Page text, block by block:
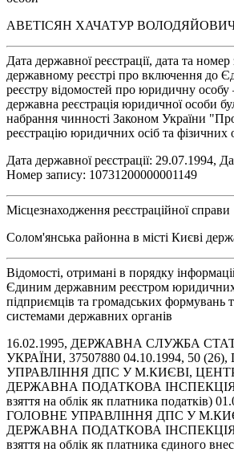
АВЕТІСЯН ХАЧАТУР ВОЛОДЯЙОВИЧ -
Дата державної реєстрації, дата та
державному реєстрі про включення до
реєстру відомостей про юридичну особу
державна реєстрація юридичної особи
набрання чинності Законом України
реєстрацію юридичних осіб та фізичних
Дата державної реєстрації: 29.07.1994,
Номер запису: 10731200000001149
Місцезнаходження реєстраційної справи
Солом'янська районна в місті Києві
Відомості, отримані в порядку
Єдиним державним реєстром юридичних
підприємців та громадських формувань
системами державних органів
16.02.1995, ДЕРЖАВНА СЛУЖБА
УКРАЇНИ, 37507880 04.10.1994, 50
УПРАВЛІННЯ ДПС У М.КИЄВІ,
ДЕРЖАВНА ПОДАТКОВА ІНСПЕКЦІЯ,
взяття на облік як платника податків)
ГОЛОВНЕ УПРАВЛІННЯ ДПС У
ДЕРЖАВНА ПОДАТКОВА ІНСПЕКЦІЯ,
взяття на облік як платника єдиного